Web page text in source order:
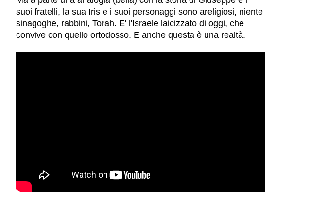
suoi fratelli, la sua Iris e i suoi personaggi sono areligiosi, niente
sinagoghe, rabbini, Torah. E' l'Israele laicizzato di oggi, che
convive con quello ortodosso. E anche questa è una realtà.